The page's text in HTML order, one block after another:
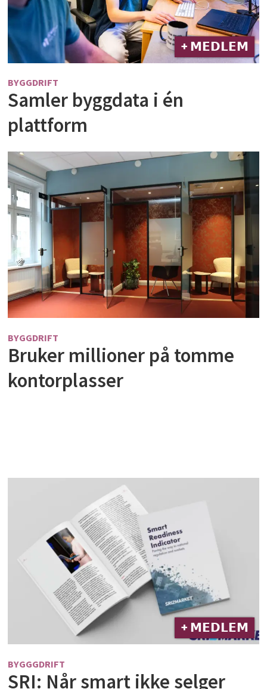
+ 𝗠𝗘𝗗𝗟𝗘𝗠
BYGGDRIFT
Samler byggdata i én
plattform
BYGGDRIFT
Bruker millioner på tomme
kontorplasser
+ 𝗠𝗘𝗗𝗟𝗘𝗠
BYGGGDRIFT
SRI: Når smart ikke selger